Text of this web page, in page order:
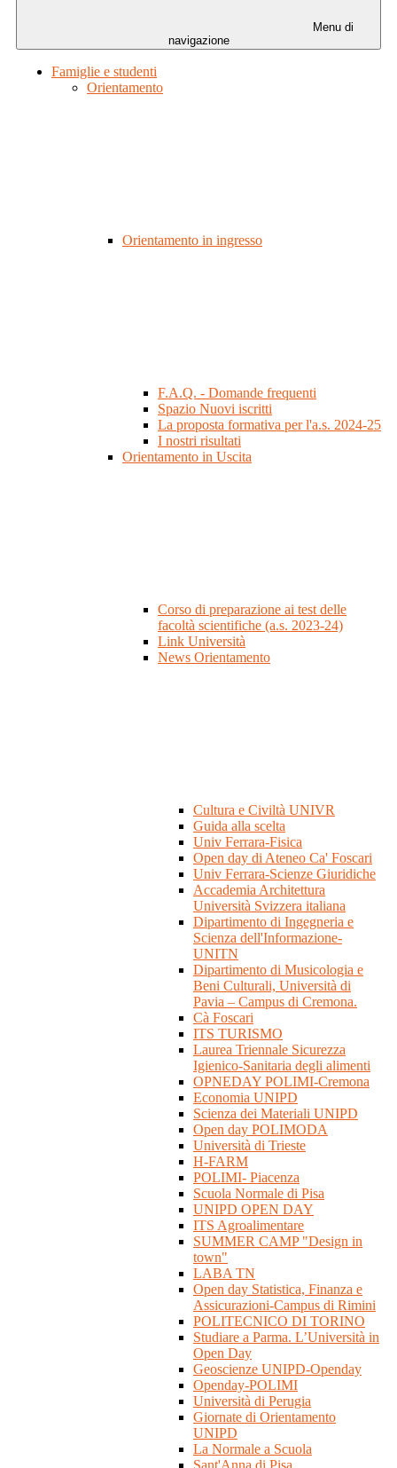
Menu di
navigazione
Famiglie e studenti
Orientamento
Orientamento in ingresso
F.A.Q. - Domande frequenti
Spazio Nuovi iscritti
La proposta formativa per l'a.s. 2024-25
I nostri risultati
Orientamento in Uscita
Corso di preparazione ai test delle
facoltà scientifiche (a.s. 2023-24)
Link Università
News Orientamento
Cultura e Civiltà UNIVR
Guida alla scelta
Univ Ferrara-Fisica
Open day di Ateneo Ca' Foscari
Univ Ferrara-Scienze Giuridiche
Accademia Architettura
Università Svizzera italiana
Dipartimento di Ingegneria e
Scienza dell'Informazione-
UNITN
Dipartimento di Musicologia e
Beni Culturali, Università di
Pavia – Campus di Cremona.
Cà Foscari
ITS TURISMO
Laurea Triennale Sicurezza
Igienico-Sanitaria degli alimenti
OPNEDAY POLIMI-Cremona
Economia UNIPD
Scienza dei Materiali UNIPD
Open day POLIMODA
Università di Trieste
H-FARM
POLIMI- Piacenza
Scuola Normale di Pisa
UNIPD OPEN DAY
ITS Agroalimentare
SUMMER CAMP "Design in
town"
LABA TN
Open day Statistica, Finanza e
Assicurazioni-Campus di Rimini
POLITECNICO DI TORINO
Studiare a Parma. L’Università in
Open Day
Geoscienze UNIPD-Openday
Openday-POLIMI
Università di Perugia
Giornate di Orientamento
UNIPD
La Normale a Scuola